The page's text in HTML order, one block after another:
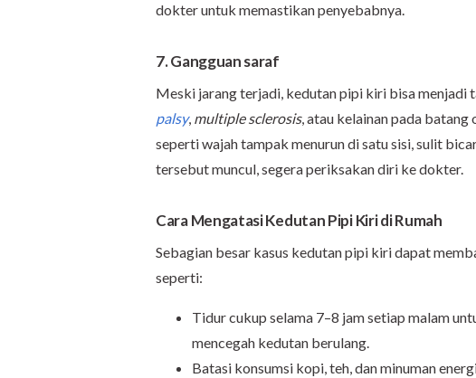
dokter untuk memastikan penyebabnya.
7. Gangguan saraf
Meski jarang terjadi, kedutan pipi kiri bisa menjadi
palsy, multiple sclerosis, atau kelainan pada
seperti wajah tampak menurun di satu sisi, sulit
tersebut muncul, segera periksakan diri ke dokter.
Cara Mengatasi Kedutan Pipi Kiri di Rumah
Sebagian besar kasus kedutan pipi kiri dapat
seperti:
Tidur cukup selama 7–8 jam setiap malam
mencegah kedutan berulang.
Batasi konsumsi kopi, teh, dan minuman